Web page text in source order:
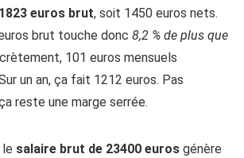
1823 euros brut, soit 1450 euros nets.
brut touche donc 8,2 % de plus que
101 euros mensuels
un an, ça fait 1212 euros. Pas
reste une marge serrée.
le salaire brut de 23400 euros génère